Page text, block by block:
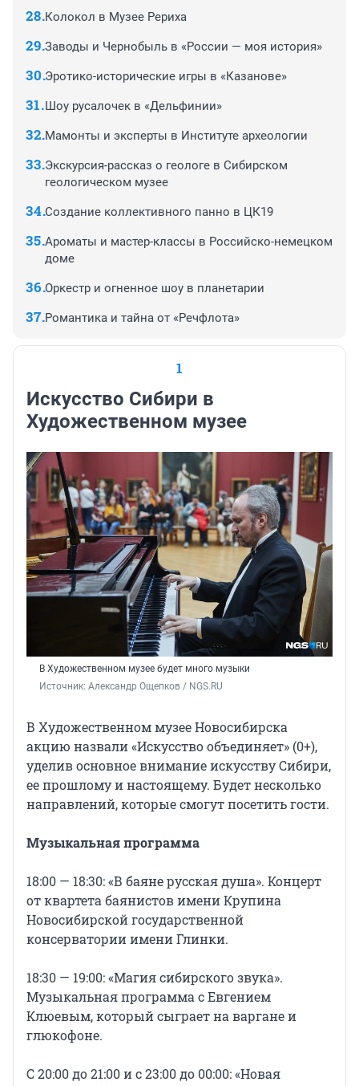
Колокол в Музее Рериха
Заводы и Чернобыль в «России — моя история»
Эротико-исторические игры в «Казанове»
Шоу русалочек в «Дельфинии»
Мамонты и эксперты в Институте археологии
Экскурсия-рассказ о геологе в Сибирском
геологическом музее
Создание коллективного панно в ЦК19
Ароматы и мастер-классы в Российско-немецком
доме
Оркестр и огненное шоу в планетарии
Романтика и тайна от «Речфлота»
1
Искусство Сибири в
Художественном музее
В Художественном музее будет много музыки
Источник: Александр Ощепков / NGS.RU
В Художественном музее Новосибирска
акцию назвали «Искусство объединяет» (0+),
уделив основное внимание искусству Сибири,
ее прошлому и настоящему. Будет несколько
направлений, которые смогут посетить гости.
Музыкальная программа
18:00 — 18:30: «В баяне русская душа». Концерт
от квартета баянистов имени Крупина
Новосибирской государственной
консерватории имени Глинки.
18:30 — 19:00: «Магия сибирского звука».
Музыкальная программа с Евгением
Клюевым, который сыграет на варгане и
глюкофоне.
С 20:00 до 21:00 и с 23:00 до 00:00: «Новая